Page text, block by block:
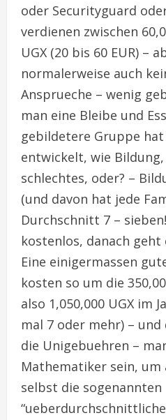
oder Securityguard
verdienen zwischen
UGX (20 bis 60 EUR) –
normalerweise auch
Ansprueche – wenig
man eine Bleibe und
gebildetere Gruppe
entwickelt, wie
schlechtes, oder? –
(und davon hat jede
Durchschnitt 7 –
kostenlos, danach geht
Eine einigermassen
kosten so um die
also 1,050,000 UGX im
mal 7 oder mehr) –
die Unigebuehren –
Mathematiker sein, um
selbst die sogenannten